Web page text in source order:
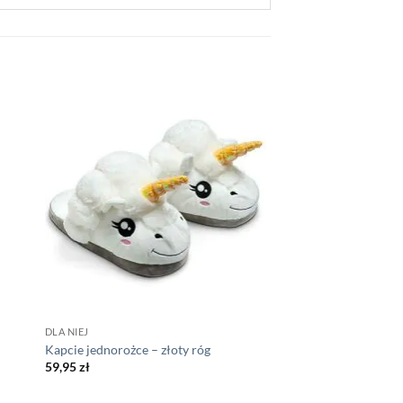
DLA NIEJ
Kapcie jednorożce – złoty róg
59,95zł